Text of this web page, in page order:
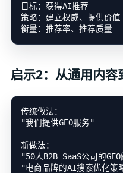
目标：获得AI推荐
策略：建立权威、提供价值
启示2：从通用内容
传统做法：
"我们提供GEO服务"
新做法：
"50人B2B SaaS公司的
"电商品牌的AI搜索优化策